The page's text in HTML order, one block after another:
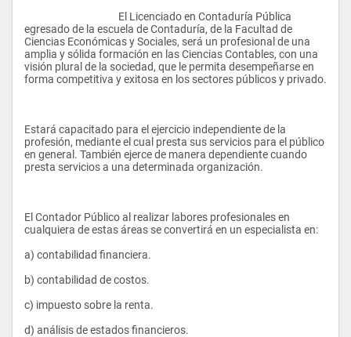
egresado de la escuela de Contaduría, de la Facultad de
Ciencias Económicas y Sociales, será un profesional de una
amplia y sólida formación en las Ciencias Contables, con una
visión plural de la sociedad, que le permita desempeñarse en
forma competitiva y exitosa en los sectores públicos y privado.
Estará capacitado para el ejercicio independiente de la
profesión, mediante el cual presta sus servicios para el público
en general. También ejerce de manera dependiente cuando
presta servicios a una determinada organización.
El Contador Público al realizar labores profesionales en
cualquiera de estas áreas se convertirá en un especialista en:
a) contabilidad financiera.
b) contabilidad de costos.
c) impuesto sobre la renta.
d) análisis de estados financieros.